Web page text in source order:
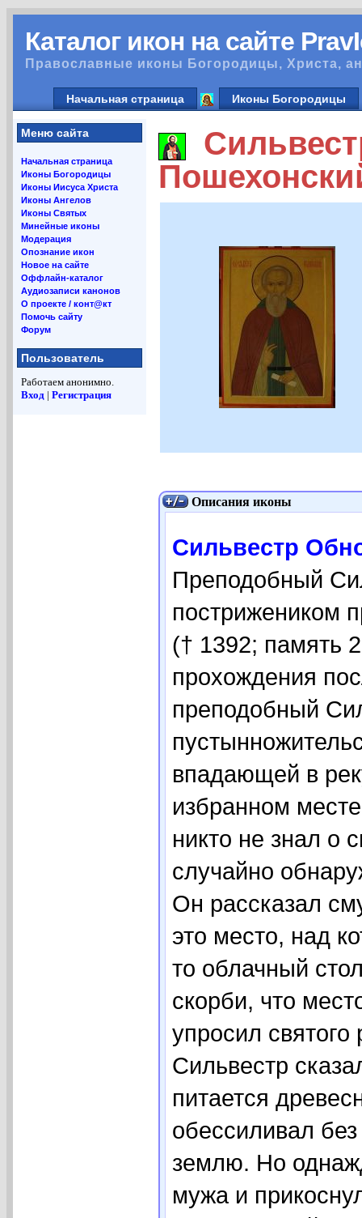
Каталог икон на сайте
Православные иконы Богородицы, Христа,
Начальная страница Иконы Богородицы
Меню сайта
Начальная страница
Иконы Богородицы
Иконы Иисуса Христа
Иконы Ангелов
Иконы Святых
Минейные иконы
Модерация
Опознание икон
Новое на сайте
Оффлайн-каталог
Аудиозаписи канонов
О проекте / конт@кт
Помочь сайту
Форум
Пользователь
Работаем анонимно.
Вход | Регистрация
Описания иконы
Сильвестр
Преподобный
пострижеником
(† 1392; память
прохождения
преподобный
впадающей в
избранном
никто не знал о
случайно
Он рассказал
это место, над
то облачный
скорби, что
упросил
Сильвестр
питается
обессиливал
землю. Но
мужа и